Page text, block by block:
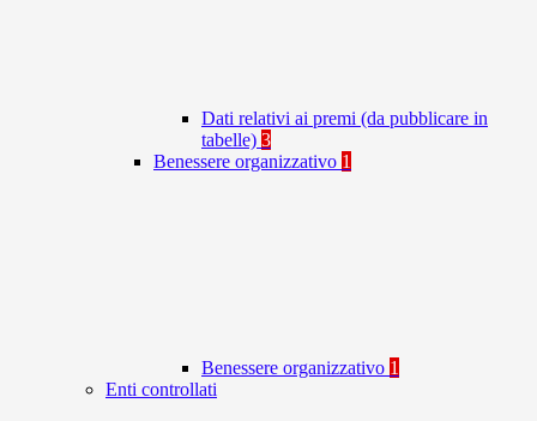
Dati relativi ai premi (da pubblicare in
tabelle) 3
Benessere organizzativo 1
Benessere organizzativo 1
Enti controllati